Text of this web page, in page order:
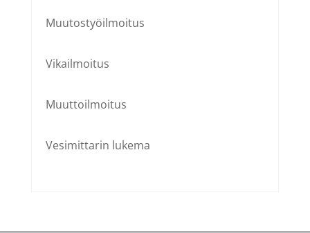
Muutostyöilmoitus
Vikailmoitus
Muuttoilmoitus
Vesimittarin lukema